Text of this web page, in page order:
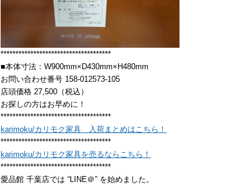
*************************************
■本体寸法：W900mm×D430mm×H480mm
お問い合わせ番号 158-012573-105
店頭価格 27,500（税込）
お探しの方はお早めに！
*************************************
karimoku/カリモク家具 入荷まとめはこちら！
*************************************
karimoku/カリモク家具を売るならこちら！
*************************************
愛品館 千葉店では “LINE＠” を始めました。